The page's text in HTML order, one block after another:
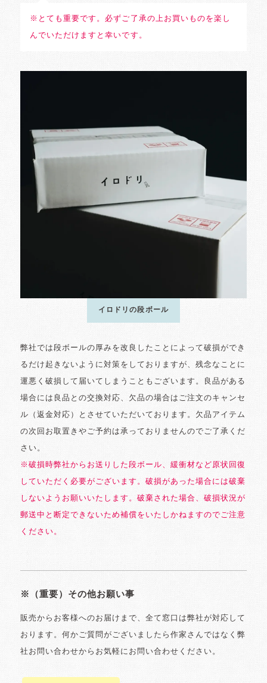
※とても重要です。必ずご了承の上お買いものを楽し
んでいただけますと幸いです。
イロドリの段ボール
弊社では段ボールの厚みを改良したことによって破損ができ
るだけ起きないように対策をしておりますが、残念なことに
運悪く破損して届いてしまうこともございます。良品がある
場合には良品との交換対応、欠品の場合はご注文のキャンセ
ル（返金対応）とさせていただいております。欠品アイテム
の次回お取置きやご予約は承っておりませんのでご了承くだ
さい。
※破損時弊社からお送りした段ボール、緩衝材など原状回復
していただく必要がございます。破損があった場合には破棄
しないようお願いいたします。破棄された場合、破損状況が
郵送中と断定できないため補償をいたしかねますのでご注意
ください。
※（重要）その他お願い事
販売からお客様へのお届けまで、全て窓口は弊社が対応して
おります。何かご質問がございましたら作家さんではなく弊
社お問い合わせからお気軽にお問い合わせください。